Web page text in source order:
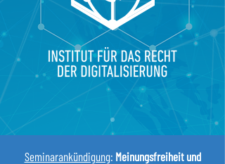
Seminarankündigung: Meinungsfreiheit und